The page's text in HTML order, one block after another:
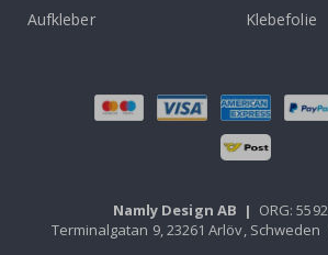
Aufkleber
Klebefolie
Namly Design AB | ORG:
Terminalgatan 9, 23261 Arlöv, Schweden